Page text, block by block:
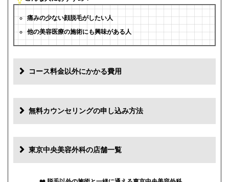
痛みの少ない顔脱毛がしたい人
他の美容医療の施術にも興味がある人
コース料金以外にかかる費用
初診料 0円
再診料 0円
無料カウンセリングの申し込み方法
東京中央美容外科の店舗一覧